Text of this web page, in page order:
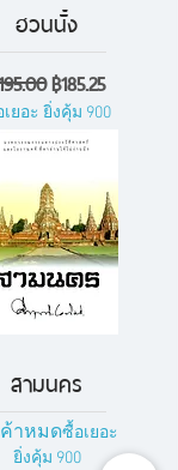
ฮวนนั้ง
คาปกติราคาขายลด
฿185.25
ยอะ ยิ่งคุ้ม 900
สามนคร
าหมดซื้อเยอะ
ยิ่งคุ้ม 900